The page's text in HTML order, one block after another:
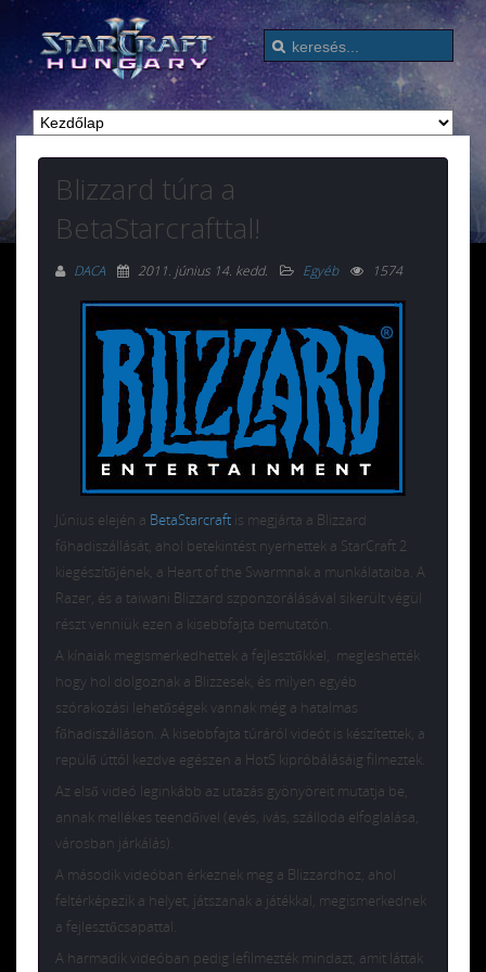
Blizzard túra a
BetaStarcrafttal!
DACA 2011. június 14. kedd. Egyéb 1574
Június elején a BetaStarcraft is megjárta a Blizzard
főhadiszállását, ahol betekintést nyerhettek a StarCraft 2
kiegészítőjének, a Heart of the Swarmnak a munkálataiba. A
Razer, és a taiwani Blizzard szponzorálásával sikerült végül
részt venniük ezen a kisebbfajta bemutatón.
A kínaiak megismerkedhettek a fejlesztőkkel, megleshették
hogy hol dolgoznak a Blizzesek, és milyen egyéb
szórakozási lehetőségek vannak még a hatalmas
főhadiszálláson. A kisebbfajta túráról videót is készítettek, a
repülő úttól kezdve egészen a HotS kipróbálásáig filmeztek.
Az első videó leginkább az utazás gyönyöreit mutatja be,
annak mellékes teendőivel (evés, ivás, szálloda elfoglalása,
városban járkálás).
A második videóban érkeznek meg a Blizzardhoz, ahol
feltérképezik a helyet, játszanak a játékkal, megismerkednek
a fejlesztőcsapattal.
A harmadik videóban pedig lefilmezték mindazt, amit láttak